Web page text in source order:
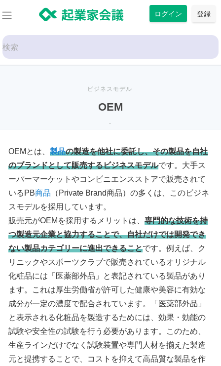
ン
テ
ン
Search
for:
ログイン 登録
ビジネスモデル
OEM
-
OEMとは、 製品の製造を他社に委託し、その製品を自社
のブランドとして販売するビジネスモデルです。大手ス
ーパーマーケットやコンビニエンスストアで販売されて
いるPB商品 （Private Brand商品）の多くは、このビジネ
スモデルを採用しています。
販売元がOEMを採用するメリットは、 専門的な技術を持
つ製造元企業と協力することで、自社だけでは開発でき
ない製品カテゴリーに進出できることです。例えば、ク
リニックやスポーツクラブで販売されているオリジナル
化粧品には「医薬部外品」と表記されている製品があり
ます。これは厚生労働省が許可した健康や美容に有効な
成分が一定の濃度で配合されています。「医薬部外品」
と表示される化粧品を製造するためには、効果・効能の
試験や安全性の試験を行う必要があります。このため、
生産ラインだけでなく試験装置や専門人材を揃えた製造
元と提携することで、コストを抑えて高品質な製品を作